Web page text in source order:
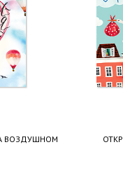
ВОЗДУШНОМ